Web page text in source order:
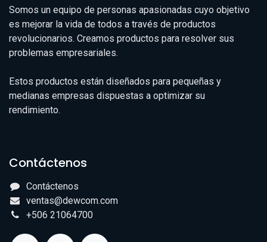
Somos un equipo de personas apasionadas cuyo objetivo
es mejorar la vida de todos a través de productos
revolucionarios. Creamos productos para resolver sus
problemas empresariales.
Estos productos están diseñados para pequeñas y
medianas empresas dispuestas a optimizar su
rendimiento.
Contáctenos
Contáctenos
ventas@dewcom.com
+506 21064700